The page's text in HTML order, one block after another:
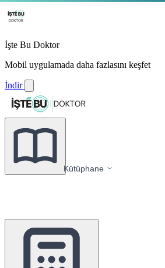
İşte Bu Doktor
Mobil uygulamada daha fazlasını keşfet
İndir
Kütüphane